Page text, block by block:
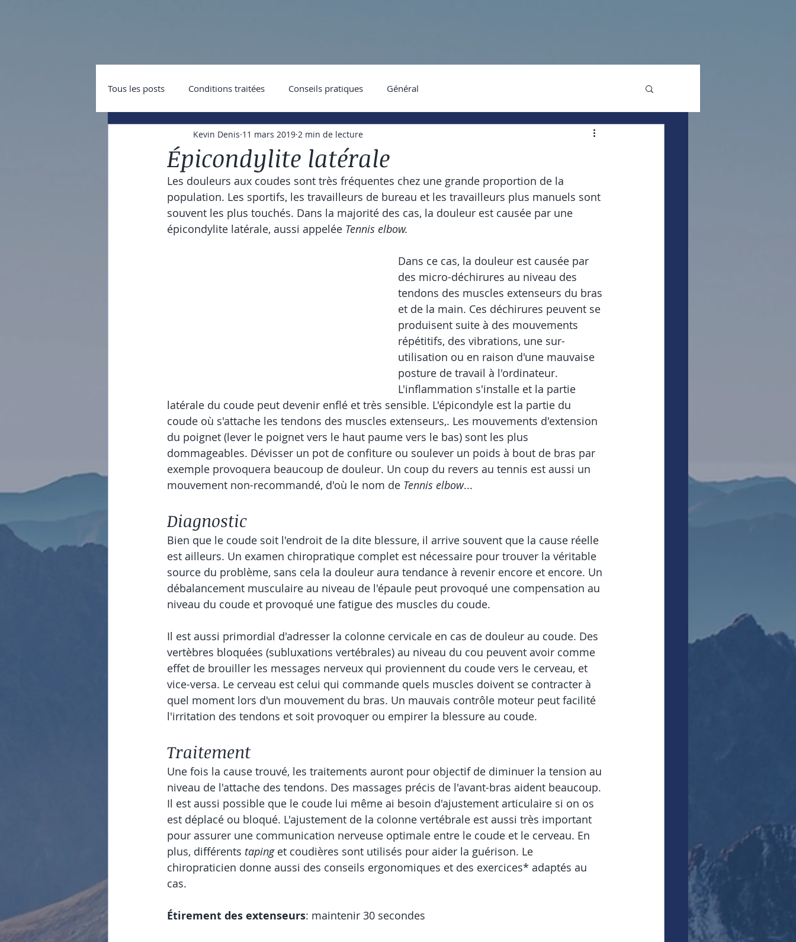
Tous les posts Conditions traitées Conseils pratiques Général
Épicondylite latérale
Kevin Denis 11 mars 2019 2 min de lecture
Les douleurs aux coudes sont très fréquentes chez une grande proportion de la
population. Les sportifs, les travailleurs de bureau et les travailleurs plus manuels sont
souvent les plus touchés. Dans la majorité des cas, la douleur est causée par une
épicondylite latérale, aussi appelée Tennis elbow.
Dans ce cas, la douleur est causée par
des micro-déchirures au niveau des
tendons des muscles extenseurs du bras
et de la main. Ces déchirures peuvent se
produisent suite à des mouvements
répétitifs, des vibrations, une sur-
utilisation ou en raison d'une mauvaise
posture de travail à l'ordinateur.
L'inflammation s'installe et la partie
latérale du coude peut devenir enflé et très sensible. L'épicondyle est la partie du
coude où s'attache les tendons des muscles extenseurs,. Les mouvements d'extension
du poignet (lever le poignet vers le haut paume vers le bas) sont les plus
dommageables. Dévisser un pot de confiture ou soulever un poids à bout de bras par
exemple provoquera beaucoup de douleur. Un coup du revers au tennis est aussi un
mouvement non-recommandé, d'où le nom de Tennis elbow...
Diagnostic
Bien que le coude soit l'endroit de la dite blessure, il arrive souvent que la cause réelle
est ailleurs. Un examen chiropratique complet est nécessaire pour trouver la véritable
source du problème, sans cela la douleur aura tendance à revenir encore et encore. Un
débalancement musculaire au niveau de l'épaule peut provoqué une compensation au
niveau du coude et provoqué une fatigue des muscles du coude.
Il est aussi primordial d'adresser la colonne cervicale en cas de douleur au coude. Des
vertèbres bloquées (subluxations vertébrales) au niveau du cou peuvent avoir comme
effet de brouiller les messages nerveux qui proviennent du coude vers le cerveau, et
vice-versa. Le cerveau est celui qui commande quels muscles doivent se contracter à
quel moment lors d'un mouvement du bras. Un mauvais contrôle moteur peut facilité
l'irritation des tendons et soit provoquer ou empirer la blessure au coude.
Traitement
Une fois la cause trouvé, les traitements auront pour objectif de diminuer la tension au
niveau de l'attache des tendons. Des massages précis de l'avant-bras aident beaucoup.
Il est aussi possible que le coude lui même ai besoin d'ajustement articulaire si on os
est déplacé ou bloqué. L'ajustement de la colonne vertébrale est aussi très important
pour assurer une communication nerveuse optimale entre le coude et le cerveau. En
plus, différents taping et coudières sont utilisés pour aider la guérison. Le
chiropraticien donne aussi des conseils ergonomiques et des exercices* adaptés au
cas.
Étirement des extenseurs: maintenir 30 secondes